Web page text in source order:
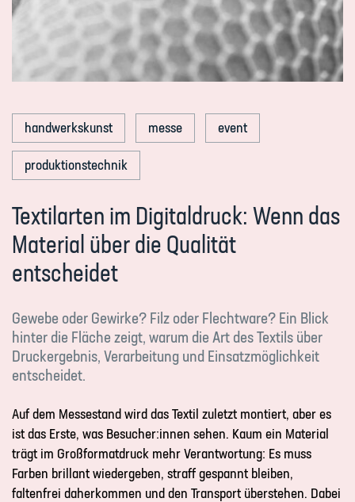
handwerkskunst messe event
produktionstechnik
Textilarten im Digitaldruck: Wenn das
Material über die Qualität
entscheidet
Gewebe oder Gewirke? Filz oder Flechtware? Ein Blick
hinter die Fläche zeigt, warum die Art des Textils über
Druckergebnis, Verarbeitung und Einsatzmöglichkeit
entscheidet.
Auf dem Messestand wird das Textil zuletzt montiert, aber es
ist das Erste, was Besucher:innen sehen. Kaum ein Material
trägt im Großformatdruck mehr Verantwortung: Es muss
Farben brillant wiedergeben, straff gespannt bleiben,
faltenfrei daherkommen und den Transport überstehen. Dabei